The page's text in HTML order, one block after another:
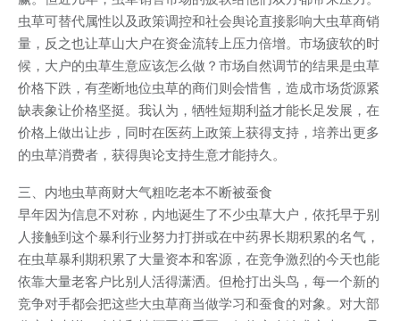
虫草可替代属性以及政策调控和社会舆论直接影响大虫草商销
量，反之也让草山大户在资金流转上压力倍增。市场疲软的时
候，大户的虫草生意应该怎么做？市场自然调节的结果是虫草
价格下跌，有垄断地位虫草的商们则会惜售，造成市场货源紧
缺表象让价格坚挺。我认为，牺牲短期利益才能长足发展，在
价格上做出让步，同时在医药上政策上获得支持，培养出更多
的虫草消费者，获得舆论支持生意才能持久。
三、内地虫草商财大气粗吃老本不断被蚕食
早年因为信息不对称，内地诞生了不少虫草大户，依托早于别
人接触到这个暴利行业努力打拼或在中药界长期积累的名气，
在虫草暴利期积累了大量资本和客源，在竞争激烈的今天也能
依靠大量老客户比别人活得潇洒。但枪打出头鸟，每一个新的
竞争对手都会把这些大虫草商当做学习和蚕食的对象。对大部